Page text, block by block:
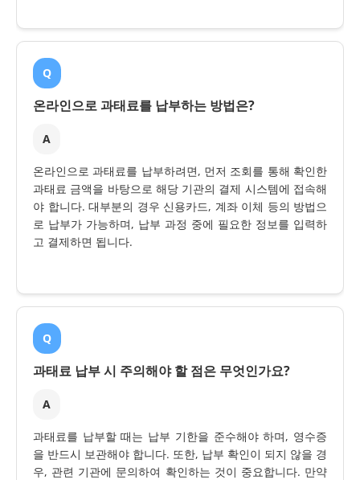
Q
온라인으로 과태료를 납부하는 방법은?
A
온라인으로 과태료를 납부하려면, 먼저 조회를 통해 확인한
과태료 금액을 바탕으로 해당 기관의 결제 시스템에 접속해
야 합니다. 대부분의 경우 신용카드, 계좌 이체 등의 방법으
로 납부가 가능하며, 납부 과정 중에 필요한 정보를 입력하
고 결제하면 됩니다.
Q
과태료 납부 시 주의해야 할 점은 무엇인가요?
A
과태료를 납부할 때는 납부 기한을 준수해야 하며, 영수증
을 반드시 보관해야 합니다. 또한, 납부 확인이 되지 않을 경
우, 관련 기관에 문의하여 확인하는 것이 중요합니다. 만약